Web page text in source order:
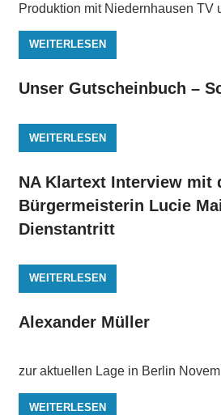
Produktion mit Niedernhausen TV
WEITERLESEN
Unser Gutscheinbuch –
WEITERLESEN
NA Klartext Interview mit
Bürgermeisterin Lucie
Dienstantritt
WEITERLESEN
Alexander Müller
zur aktuellen Lage in Berlin
WEITERLESEN